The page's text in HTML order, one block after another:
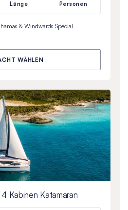
Länge
Personen
& Windwards Special
WÄHLEN
Kabinen Katamaran